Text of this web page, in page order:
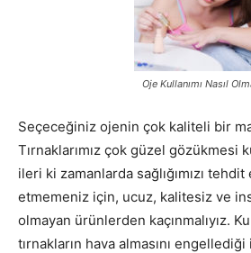
Oje Kullanımı Nasıl
Seçeceğiniz ojenin çok kaliteli bir
Tırnaklarımız çok güzel gözükmesi
ileri ki zamanlarda sağlığımızı
etmemeniz için, ucuz, kalitesiz ve
olmayan ürünlerden kaçınmalıyız.
tırnakların hava almasını